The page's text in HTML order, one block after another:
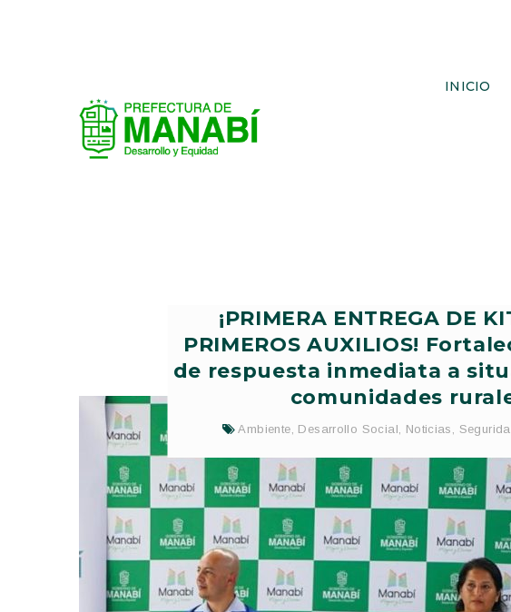
INICIO
¡PRIMERA ENTREGA DE
PRIMEROS AUXILIOS!
de respuesta inmediata a
comunidades
Ambiente, Desarrollo Social, Noticias ,